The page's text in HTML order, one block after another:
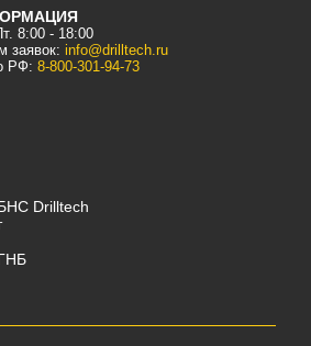
8:00 - 18:00
заявок: info@drilltech.ru
РФ: 8-800-301-94-73
Drilltech